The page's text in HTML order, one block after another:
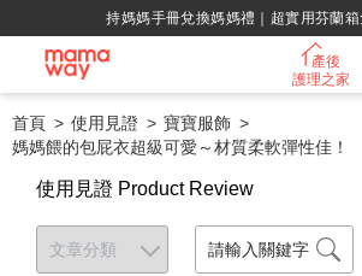
持媽媽手冊兌換媽媽禮｜超實用芬蘭
產後
護理之家
首頁 使用見證
寶寶服飾
媽媽餵的包屁衣超級可愛～材質柔軟彈性佳！
使用見證 Product Review